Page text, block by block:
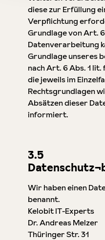
diese zur Erfüllung
Verpflichtung
Grundlage von Art. 6
Datenverarbeitung
Grundlage unseres
nach Art. 6 Abs. 1
die jeweils im
Rechtsgrundlagen
Absätzen dieser
informiert.
3.5
Wir haben einen
benannt.
Kelobit IT-Experts
Dr. Andreas Melzer
Thüringer Str. 31